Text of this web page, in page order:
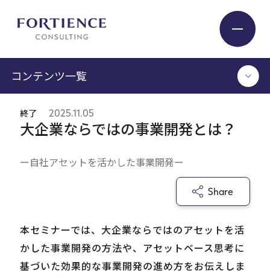
Expert
Company
コンテンツ一覧
TOP
セミナー / イベント
書籍
ログイン
大企業ならではの事業開発とは？
ー自社アセットを活かした事業開発ー
終了 2025.11.05
Share
本セミナーでは、大企業ならではのアセットを活
かした事業開発の方法や、アセットベース思考に
基づいた効果的な事業開発の進め方をお伝えしま